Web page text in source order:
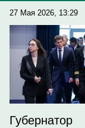
27 Мая 2026, 13:29
Губернатор